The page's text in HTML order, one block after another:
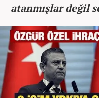
atanmışlar değil